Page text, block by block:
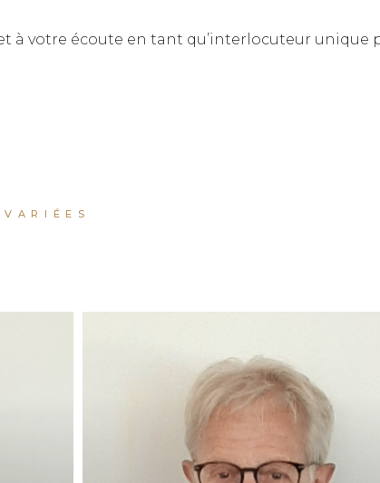
à votre écoute en tant qu’interlocuteur